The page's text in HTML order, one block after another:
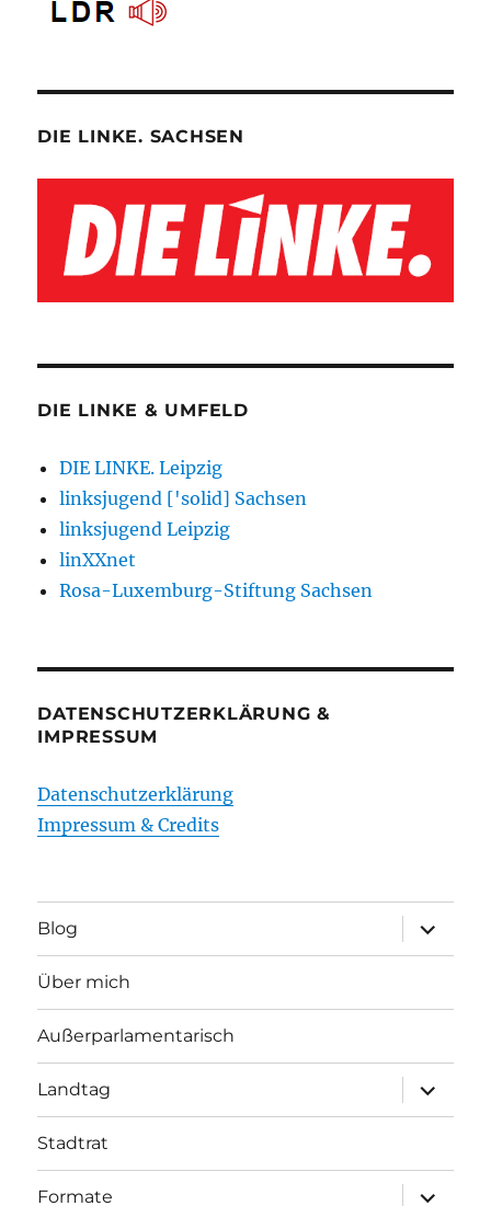
DIE LINKE. SACHSEN
DIE LINKE & UMFELD
DIE LINKE. Leipzig
linksjugend ['solid] Sachsen
linksjugend Leipzig
linXXnet
Rosa-Luxemburg-Stiftung Sachsen
DATENSCHUTZERKLÄRUNG &
IMPRESSUM
Datenschutzerklärung
Impressum & Credits
Blog
öffnen
Über mich
Außerparlamentarisch
Landtag
öffnen
Stadtrat
Formate